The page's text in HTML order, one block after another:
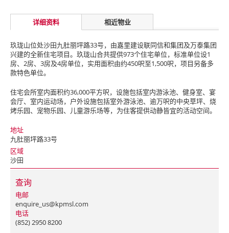
详细资料 相近物业
玖珑山位处沙田九肚丽坪路33号，由嘉里建设联同信和集团及万泰集团
兴建的全新住宅项目。玖珑山合共提供973个住宅单位，标准单位设1
房、2房、3房及4房单位，实用面积由约450呎至1,500呎，项目另备多
款特色单位。
住宅会所室内面积约36,000平方呎，设施包括室内游泳池、健身室、宴
会厅、室内运动场，户外设施包括室外游泳池、逾万呎的中央草坪、烧
烤乐园、宠物乐园、儿童游乐场等，为住客提供动静皆宜的活动空间。
地址
九肚丽坪路33号
区域
沙田
查询
电邮
enquire_us@kpmsl.com
电话
(852) 2950 8200